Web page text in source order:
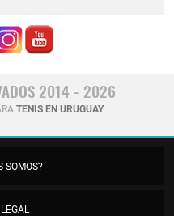
2014 - 2026
TENIS EN URUGUAY
SOMOS?